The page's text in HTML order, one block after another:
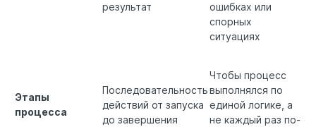
результат
ошибках или
спорных
ситуациях
Этапы
процесса
Последовательность
действий от запуска
до завершения
Чтобы процесс
выполнялся по
единой логике, а
не каждый раз по-